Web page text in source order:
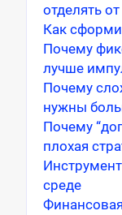
отделять
Как
Почему
лучше
Почему
нужны
Почему
плохая
среде